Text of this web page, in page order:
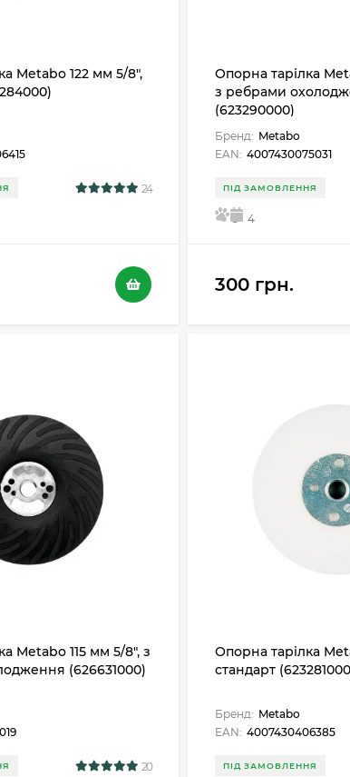
Metabo 122 мм 5/8",
24
Опорна тарілка
з ребрами
(623290000)
Бренд: Metabo
EAN: 4007430075031
ПІД ЗАМОВЛЕННЯ
5 4
300 грн.
Metabo 115 мм 5/8", з
(626631000)
20
Опорна тарілка
стандарт
Бренд: Metabo
EAN: 4007430406385
ПІД ЗАМОВЛЕННЯ